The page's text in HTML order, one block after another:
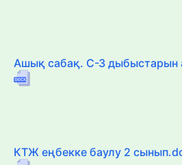
Ашық сабақ. С-З дыбыстарын
КТЖ еңбекке баулу 2